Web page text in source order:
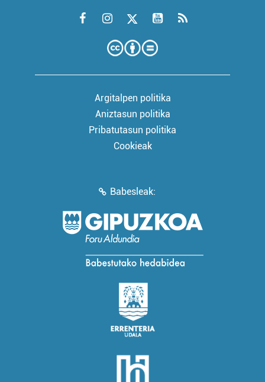
Argitalpen politika
Aniztasun politika
Pribatutasun politika
Cookieak
Babesleak: